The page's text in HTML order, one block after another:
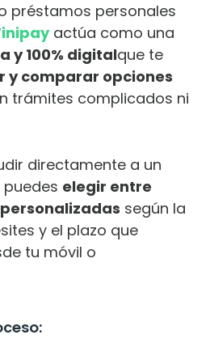
préstamos personales
actúa como una
y 100% digitalque te
y comparar opciones
trámites complicados ni
directamente a un
puedes elegir entre
según la
y el plazo que
tu móvil o